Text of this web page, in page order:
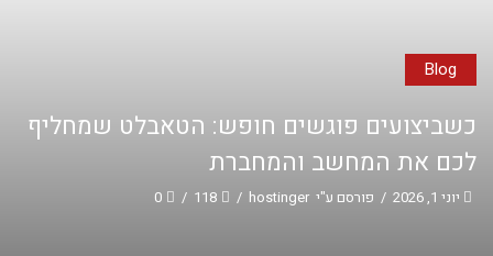
Blog
כשביצועים פוגשים חופש: הטאבלט שמחליף
לכם את המחשב והמחברת
יוני 1, 2026 / פורסם ע"י hostinger
/
118
/
0